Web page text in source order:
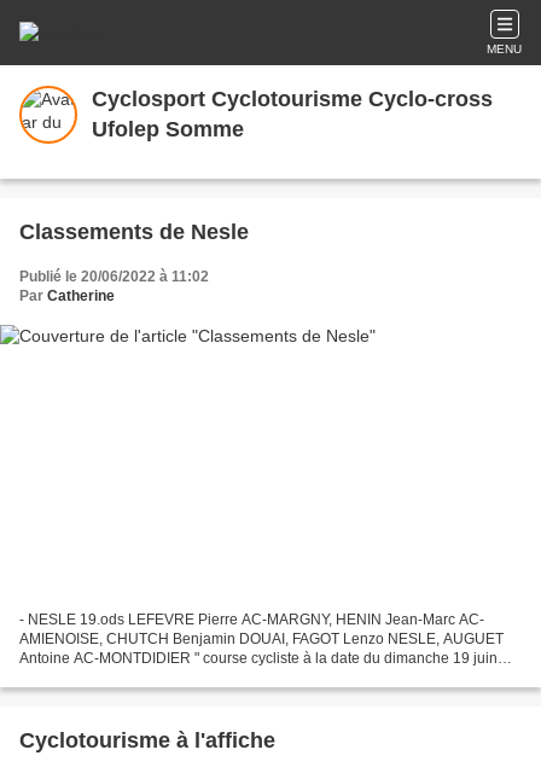
MENU
Cyclosport Cyclotourisme Cyclo-cross
Ufolep Somme
Classements de Nesle
Publié le 20/06/2022 à 11:02
Par Catherine
- NESLE 19.ods LEFEVRE Pierre AC-MARGNY, HENIN Jean-Marc AC-
AMIENOISE, CHUTCH Benjamin DOUAI, FAGOT Lenzo NESLE, AUGUET
Antoine AC-MONTDIDIER " course cycliste à la date du dimanche 19 juin
Cyclotourisme à l'affiche